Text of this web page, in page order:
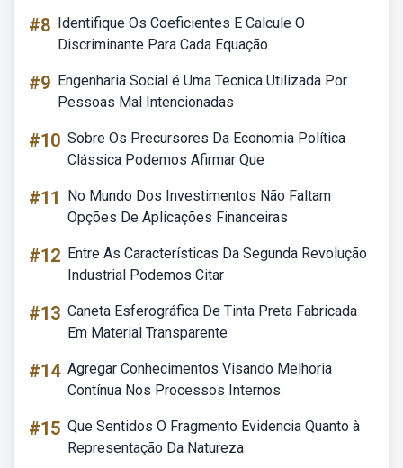
#8 Identifique Os Coeficientes E Calcule O
Discriminante Para Cada Equação
#9 Engenharia Social é Uma Tecnica Utilizada Por
Pessoas Mal Intencionadas
#10 Sobre Os Precursores Da Economia Política
Clássica Podemos Afirmar Que
#11
No Mundo Dos Investimentos Não Faltam
Opções De Aplicações Financeiras
#12 Entre As Características Da Segunda Revolução
Industrial Podemos Citar
#13 Caneta Esferográfica De Tinta Preta Fabricada
Em Material Transparente
#14 Agregar Conhecimentos Visando Melhoria
Contínua Nos Processos Internos
#15 Que Sentidos O Fragmento Evidencia Quanto à
Representação Da Natureza